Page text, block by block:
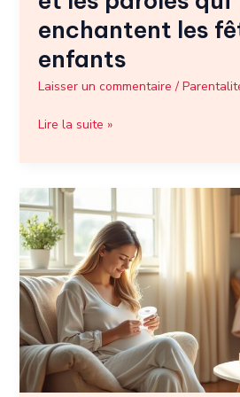
enchantent les
enfants
Laisser un commentaire /
enfants
Lire la suite »
Tire
allaitement
:
quel
modèle
choisir
pour
un
confort
optimal